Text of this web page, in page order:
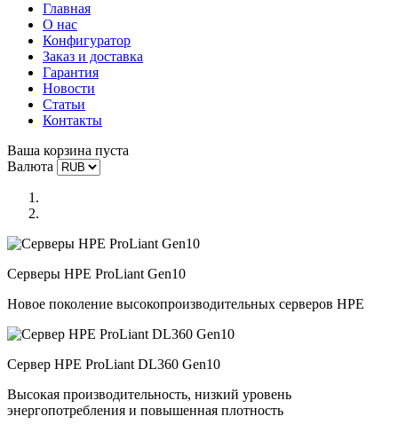
Главная
О нас
Конфигуратор
Заказ и доставка
Гарантия
Новости
Статьи
Контакты
Ваша корзина пуста
Валюта
Серверы HPE ProLiant Gen10
Новое поколение высокопроизводительных серверов HPE
Сервер HPE ProLiant DL360 Gen10
Высокая производительность, низкий уровень
энергопотребления и повышенная плотность